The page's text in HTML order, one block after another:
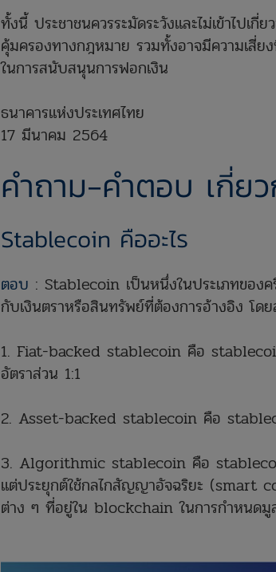
ทั้งนี้ ประชาชนควรระมัดระวังและไม่เข้าไปเ
คุ้มครองทางกฎหมาย รวมทั้งอาจมีความเสี่ยง
ในการสนับสนุนการฟอกเงิน
ธนาคารแห่งประเทศไทย
17 มีนาคม 2564
คำถาม-คำตอบ เกี่ย
Stablecoin คืออะไร
ตอบ : Stablecoin เป็นหนึ่งในประเภทของค
กับเงินตราหรือสินทรัพย์ที่ต้องการอ้างอิง โ
1. Fiat-backed stablecoin คือ
อัตราส่วน 1:1
2. Asset-backed stablecoin คือ
3. Algorithmic stablecoin คือ
แต่ประยุกต์ใช้กลไกสัญญาอัจฉริยะ (smart
ต่าง ๆ ที่อยู่ใน blockchain ในการกำหนดมู